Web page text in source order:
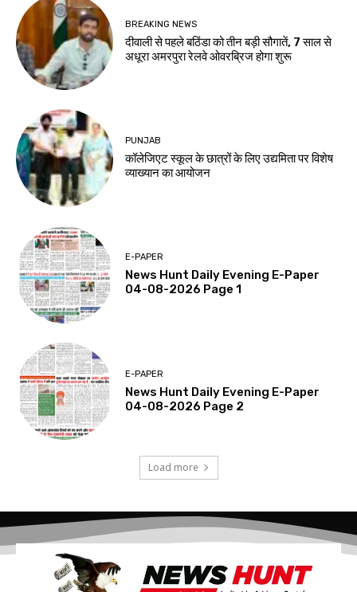
BREAKING NEWS
दीवाली से पहले बठिंडा को तीन बड़ी सौगातें, 7 साल से
अधूरा अमरपुरा रेलवे ओवरब्रिज होगा शुरू
PUNJAB
कॉलेजिएट स्कूल के छात्रों के लिए उद्यमिता पर विशेष
व्याख्यान का आयोजन
E-PAPER
News Hunt Daily Evening E-Paper
04-08-2026 Page 1
E-PAPER
News Hunt Daily Evening E-Paper
04-08-2026 Page 2
Load more